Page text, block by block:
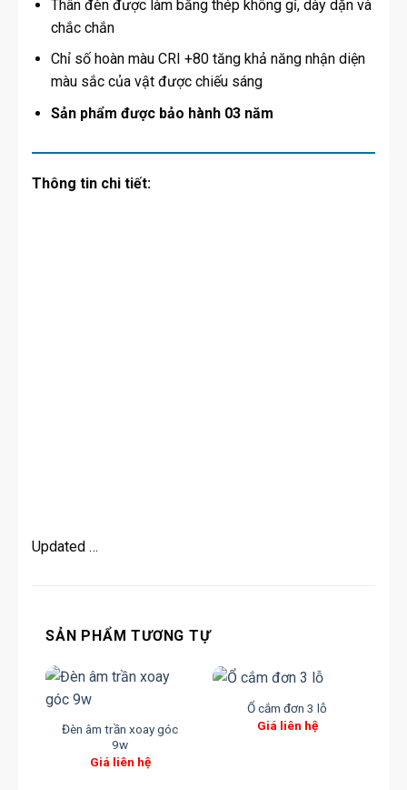
Thân đèn được làm bằng thép không gỉ, dày dặn và
chắc chắn
Chỉ số hoàn màu CRI +80 tăng khả năng nhận diện
màu sắc của vật được chiếu sáng
Sản phẩm được bảo hành 03 năm
Thông tin chi tiết:
Updated …
SẢN PHẨM TƯƠNG TỰ
Đèn âm trần xoay góc
9w
Giá liên hệ
Ổ cắm đơn 3 lỗ
Giá liên hệ